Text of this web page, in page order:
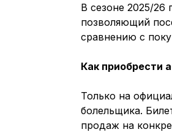
В сезоне 2025/26
позволяющий
сравнению с
Как приобрести
Только на
болельщика.
продаж на